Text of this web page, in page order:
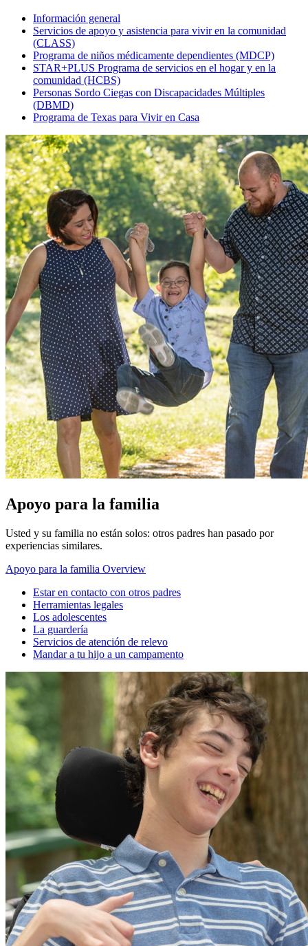
Información general
Servicios de apoyo y asistencia para vivir en la comunidad
(CLASS)
Programa de niños médicamente dependientes (MDCP)
STAR+PLUS Programa de servicios en el hogar y en la
comunidad (HCBS)
Personas Sordo Ciegas con Discapacidades Múltiples
(DBMD)
Programa de Texas para Vivir en Casa
Apoyo para la familia
Usted y su familia no están solos: otros padres han pasado por
experiencias similares.
Apoyo para la familia Overview
Estar en contacto con otros padres
Herramientas legales
Los adolescentes
La guardería
Servicios de atención de relevo
Mandar a tu hijo a un campamento